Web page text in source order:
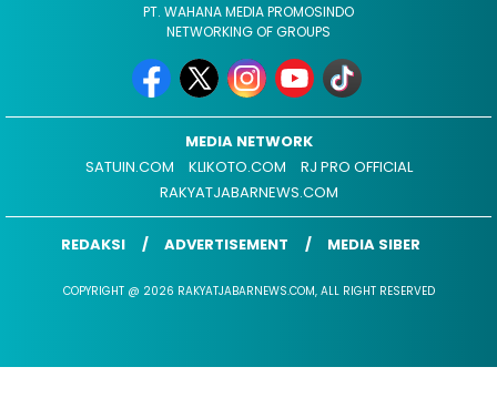
PT. WAHANA MEDIA PROMOSINDO
NETWORKING OF GROUPS
MEDIA NETWORK
SATUIN.COM
KLIKOTO.COM
RJ PRO OFFICIAL
RAKYATJABARNEWS.COM
REDAKSI ADVERTISEMENT MEDIA SIBER
COPYRIGHT @ 2026 RAKYATJABARNEWS.COM, ALL RIGHT RESERVED